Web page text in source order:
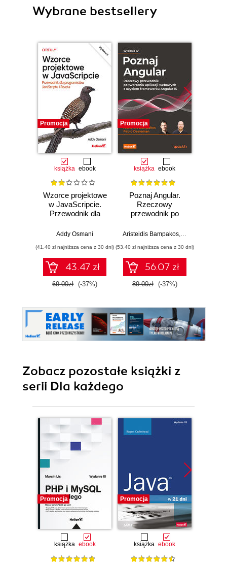
Wybrane bestsellery
Promocja
książka ebook
Wzorce projektowe
w JavaScripcie.
Przewodnik dla
JavaScriptu i
Addy Osmani
(41,40 zł najniższa cena z 30 dni)
43.47 zł
69.00zł (-37%)
Promocja
książka ebook
Poznaj Angular.
Rzeczowy
przewodnik po
webowych z
frameworku
Angular 15.
Wydanie IV
Aristeidis Bampakos, Pablo
(53,40 zł najniższa cena z 30 dni)
56.07 zł
89.00zł (-37%)
Zobacz pozostałe książki z
serii Dla każdego
Promocja
książka ebook
Promocja
książka ebook